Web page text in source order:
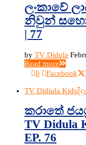
ලංකාවේ
නිවුන්
| 77
by TV Didula
Read more
0
Facebook
TV Didiula Kids
කරාතේ
TV Didula
EP. 76